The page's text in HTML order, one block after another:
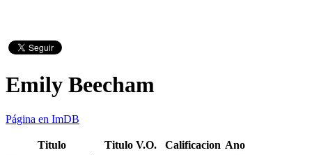
Emily Beecham
Página en ImDB
Titulo Titulo V.O. Calificacion Ano